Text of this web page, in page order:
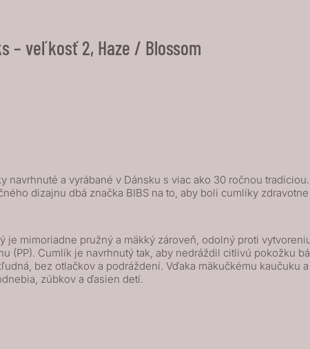
– veľkosť 2, Haze / Blossom
navrhnuté a vyrábané v Dánsku s viac ako 30 ročnou
dizajnu dbá značka BIBS na to, aby boli cumlíky
mimoriadne pružný a mäkký zároveň, odolný proti
Cumlík je navrhnutý tak, aby nedráždil citlivú pokožku
bez otlačkov a podráždení. Vďaka mäkučkému
zúbkov a ďasien detí.